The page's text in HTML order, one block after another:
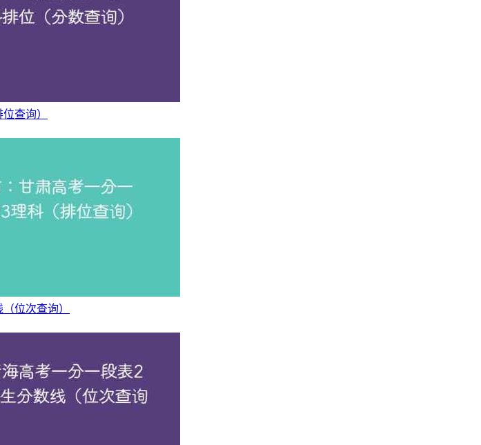
及同分段考生的数量，更有利于考生对自己进行合理的定位。（推荐：
查询）
位次查询）